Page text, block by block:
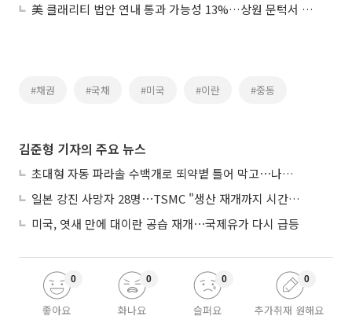
美 클래리티 법안 연내 통과 가능성 13%…상원 문턱서 제동
#채권 #국채 #미국 #이란 #중동
김준형 기자의 주요 뉴스
초대형 자동 파라솔 수백개로 뙤약볕 틀어 막고⋯나라별 폭염 생존법
일본 강진 사망자 28명⋯TSMC "생산 재개까지 시간 필요해"
미국, 엿새 만에 대이란 공습 재개⋯국제유가 다시 급등
좋아요
0
화나요
0
슬퍼요
0
추가취재 원해요
0